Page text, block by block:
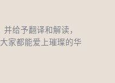
给予翻译和解读，
家都能爱上璀璨的华